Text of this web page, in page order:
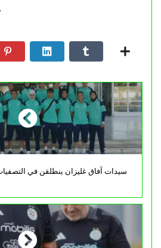
خلال المواسم الماضية.
سيدات آفاق غليزان ينطلقن في